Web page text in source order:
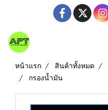
หน้าแรก สินค้าทั้งหมด
กรองน้ำมัน